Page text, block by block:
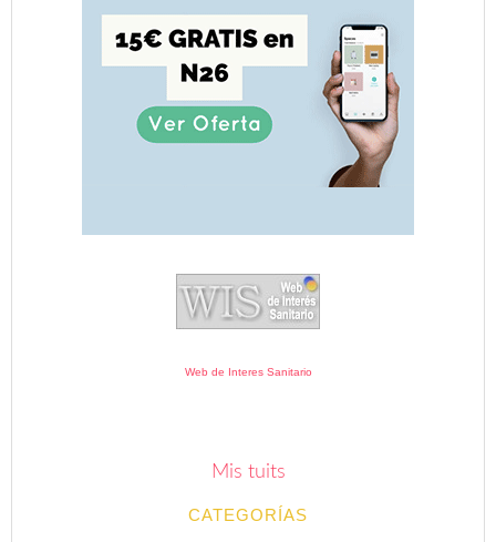
Web de Interes Sanitario
Mis tuits
CATEGORÍAS